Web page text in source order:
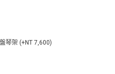
琴架 (+NT 7,600)